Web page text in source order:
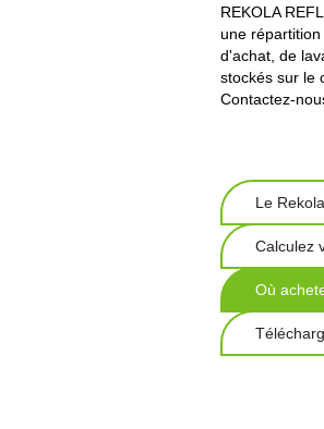
REKOLA
une
d'achat, de
stockés sur le
Contactez-
Le
Calculez
Où